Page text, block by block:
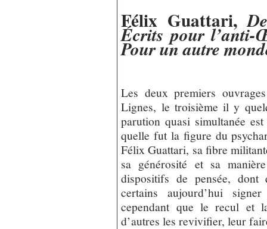
Félix Guattari,
Écrits pour
Pour un autre
Les deux premiers
Lignes, le troisième il y
parution quasi simultanée
quelle fut la figure du
Félix Guattari, sa fibre
sa générosité et sa
dispositifs de pensée, dont
certains aujourd’hui
cependant que le recul et
d’autres les revivifier, leur